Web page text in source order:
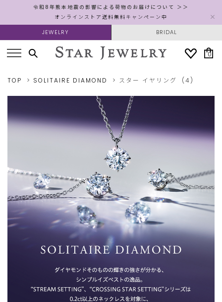
令和8年熊本地震の影響による荷物のお届けについて ＞＞
オンラインストア送料無料キャンペーン中
JEWELRY BRIDAL
0
TOP SOLITAIRE DIAMOND スター イヤリング (4)